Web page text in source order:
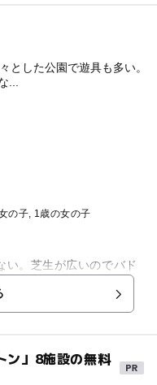
の子 1歳の女の子
い。芝生が広いのでバド
ン」8施設の無料